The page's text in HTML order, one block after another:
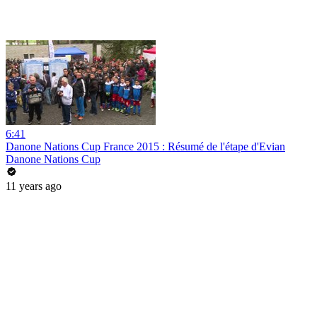
6:41
Danone Nations Cup France 2015 : Résumé de l'étape d'Evian
Danone Nations Cup
11 years ago